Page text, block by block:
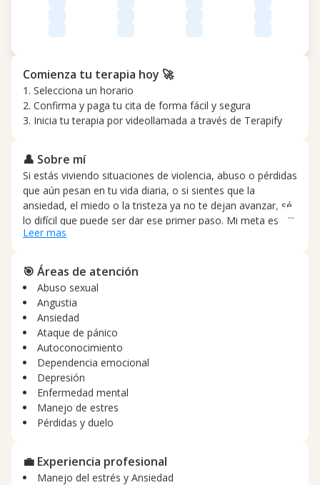
Comienza tu terapia hoy 🚀
1. Selecciona un horario
2. Confirma y paga tu cita de forma fácil y segura
3. Inicia tu terapia por videollamada a través de Terapify
👤 Sobre mí
Si estás viviendo situaciones de violencia, abuso o pérdidas
que aún pesan en tu vida diaria, o si sientes que la
ansiedad, el miedo o la tristeza ya no te dejan avanzar, sé
lo difícil que puede ser dar ese primer paso. Mi meta es
acompañarte a procesar esas experiencias y construir
bienestar, tu autoconfianza y la calidad de vida que
mereces. Con 7 años de experiencia, especialización en
psicología clínica y maestría en gerencia de la salud, he
trabajado con niños, adolescentes y adultos víctimas de
violencia sexual, intrafamiliar y abandono. Desde el
enfoque cognitivo-conductual, identificaremos juntos los
pensamientos y conductas que generan malestar,
estableceremos objetivos claros y construiremos hábitos
de autocuidado que transformen tu día a día de forma
concreta. Agenda tu primera cita hoy, el proceso de
sanación comienza con una sola conversación.
Leer mas
🎯 Áreas de atención
Abuso sexual
Angustia
Ansiedad
Ataque de pánico
Autoconocimiento
Dependencia emocional
Depresión
Enfermedad mental
Manejo de estres
Pérdidas y duelo
💼 Experiencia profesional
Manejo del estrés y Ansiedad